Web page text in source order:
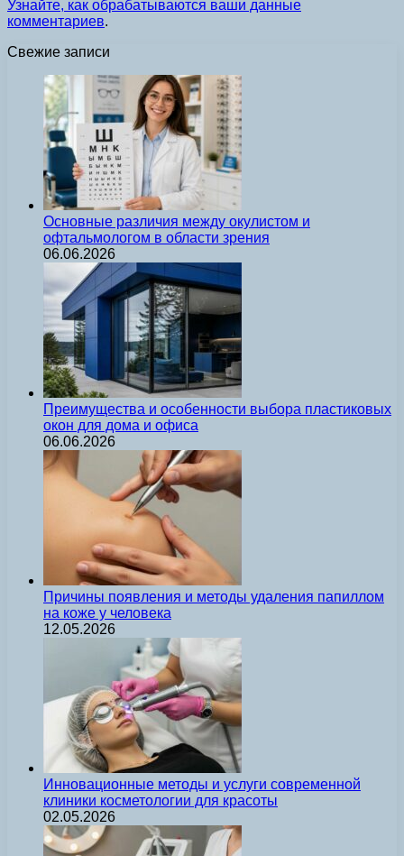
Узнайте, как обрабатываются ваши данные
комментариев.
Свежие записи
Основные различия между окулистом и
офтальмологом в области зрения
06.06.2026
Преимущества и особенности выбора пластиковых
окон для дома и офиса
06.06.2026
Причины появления и методы удаления папиллом
на коже у человека
12.05.2026
Инновационные методы и услуги современной
клиники косметологии для красоты
02.05.2026